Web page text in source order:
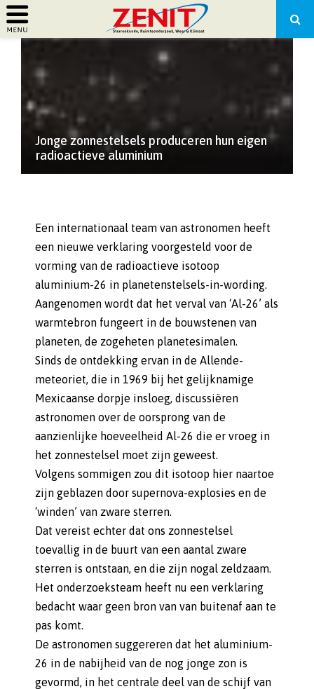
PRIMARY
MENU
Jonge zonnestelsels produceren hun eigen
radioactieve aluminium
Een internationaal team van astronomen heeft
een nieuwe verklaring voorgesteld voor de
vorming van de radioactieve isotoop
aluminium-26 in planetenstelsels-in-wording.
Aangenomen wordt dat het verval van ‘Al-26’ als
warmtebron fungeert in de bouwstenen van
planeten, de zogeheten planetesimalen.
Sinds de ontdekking ervan in de Allende-
meteoriet, die in 1969 bij het gelijknamige
Mexicaanse dorpje insloeg, discussiëren
astronomen over de oorsprong van de
aanzienlijke hoeveelheid Al-26 die er vroeg in
het zonnestelsel moet zijn geweest.
Volgens sommigen zou dit isotoop hier naartoe
zijn geblazen door supernova-explosies en de
‘winden’ van zware sterren.
Dat vereist echter dat ons zonnestelsel
toevallig in de buurt van een aantal zware
sterren is ontstaan, en die zijn nogal zeldzaam.
Het onderzoeksteam heeft nu een verklaring
bedacht waar geen bron van van buitenaf aan te
pas komt.
De astronomen suggereren dat het aluminium-
26 in de nabijheid van de nog jonge zon is
gevormd, in het centrale deel van de schijf van